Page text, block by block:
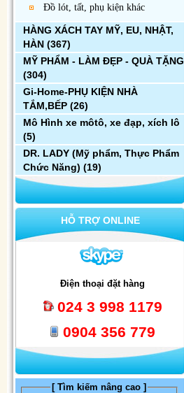
Đồ lót, tất, phụ kiện khác
HÀNG XÁCH TAY MỸ, EU, NHẬT,
HÀN (367)
MỸ PHẨM - LÀM ĐẸP - QUÀ TẶNG
(304)
Gi-Home-PHỤ KIỆN NHÀ
TẮM,BẾP (26)
Mô Hình xe môtô, xe đạp, xích lô
(5)
DR. LADY (Mỹ phẩm, Thực Phẩm
Chức Năng) (19)
HỖ TRỢ ONLINE
Điện thoại đặt hàng
024 3 998 1179
0904 356 779
[ Tìm kiếm nâng cao ]